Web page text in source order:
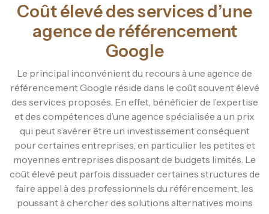
Coût élevé des services d’une
agence de référencement
Google
Le principal inconvénient du recours à une agence de
référencement Google réside dans le coût souvent élevé
des services proposés. En effet, bénéficier de l’expertise
et des compétences d’une agence spécialisée a un prix
qui peut s’avérer être un investissement conséquent
pour certaines entreprises, en particulier les petites et
moyennes entreprises disposant de budgets limités. Le
coût élevé peut parfois dissuader certaines structures de
faire appel à des professionnels du référencement, les
poussant à chercher des solutions alternatives moins